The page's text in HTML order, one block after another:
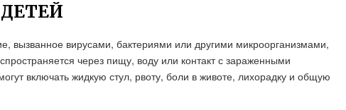
вызванное вирусами, бактериями или другими микроорганизмами,
через пищу, воду или контакт с зараженными
включать жидкую стул, рвоту, боли в животе, лихорадку и общую